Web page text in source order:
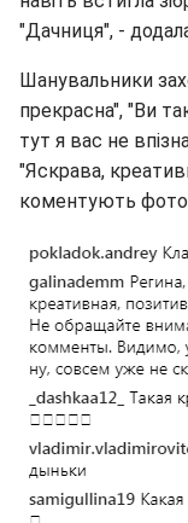
"Дачниця", -
Шанувальники
прекрасна", "Ви
тут я вас не
"Яскрава,
коментують